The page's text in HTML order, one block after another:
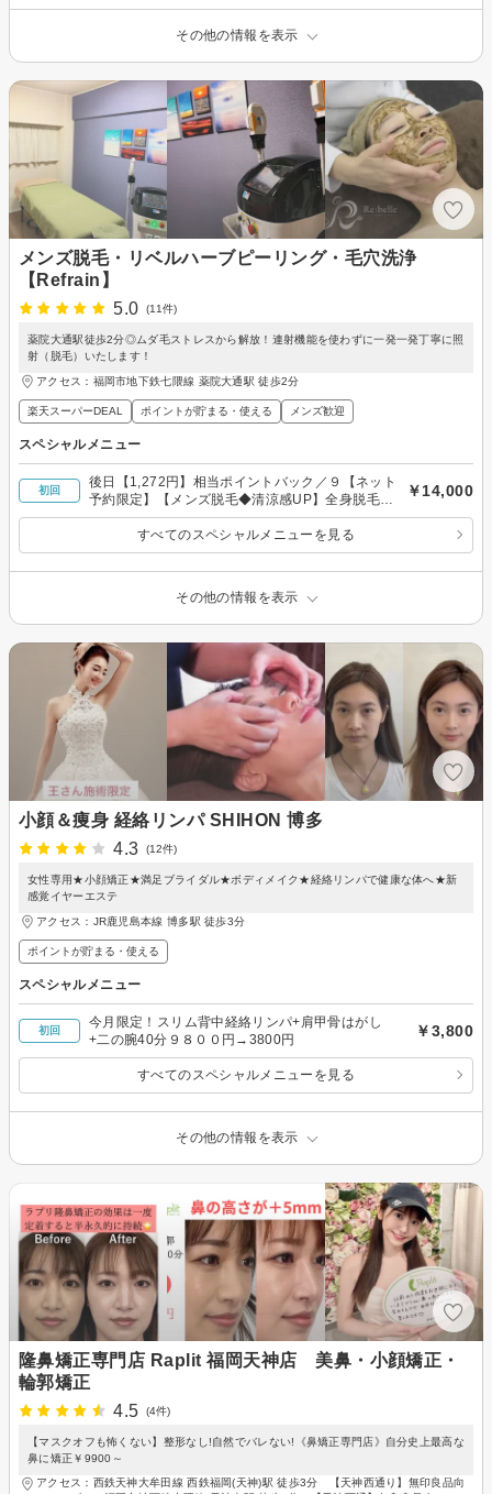
その他の情報を表示
メンズ脱毛・リベルハーブピーリング・毛穴洗浄
【Refrain】
5.0
(11件)
薬院大通駅徒歩2分◎ムダ毛ストレスから解放！連射機能を使わずに一発一発丁寧に照
射（脱毛）いたします！
アクセス：福岡市地下鉄七隈線 薬院大通駅 徒歩2分
楽天スーパーDEAL ポイントが貯まる・使える メンズ歓迎
スペシャルメニュー
初回
後日【1,272円】相当ポイントバック／９【ネット
予約限定】【メンズ脱毛◆清涼感UP】全身脱毛
（顔・VIOあり）
￥14,000
すべてのスペシャルメニューを見る
その他の情報を表示
小顔＆痩身 経絡リンパ SHIHON 博多
4.3
(12件)
女性専用★小顔矯正★満足ブライダル★ボディメイク★経絡リンパで健康な体へ★新
感覚イヤーエステ
アクセス：JR鹿児島本線 博多駅 徒歩3分
ポイントが貯まる・使える
スペシャルメニュー
初回
今月限定！スリム背中経絡リンパ+肩甲骨はがし
+二の腕40分９８００円→3800円
￥3,800
すべてのスペシャルメニューを見る
その他の情報を表示
隆鼻矯正専門店 Raplit 福岡天神店 美鼻・小顔矯正・
輪郭矯正
4.5
(4件)
【マスクオフも怖くない】整形なし!自然でバレない!《鼻矯正専門店》自分史上最高な
鼻に矯正￥9900～
アクセス：西鉄天神大牟田線 西鉄福岡(天神)駅 徒歩3分 【天神西通り】無印良品向